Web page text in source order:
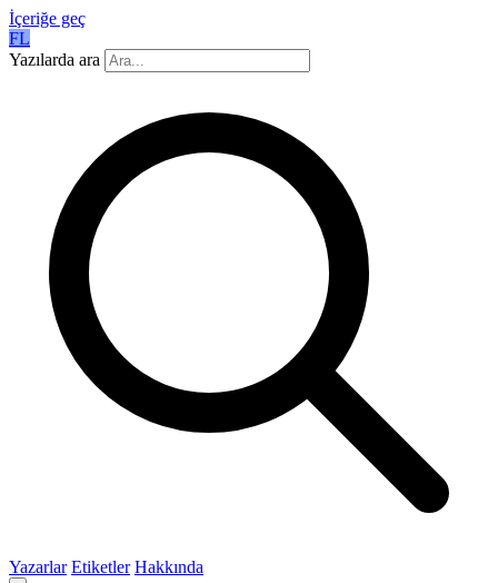
İçeriğe geç
FL
Yazılarda ara
Yazarlar Etiketler Hakkında